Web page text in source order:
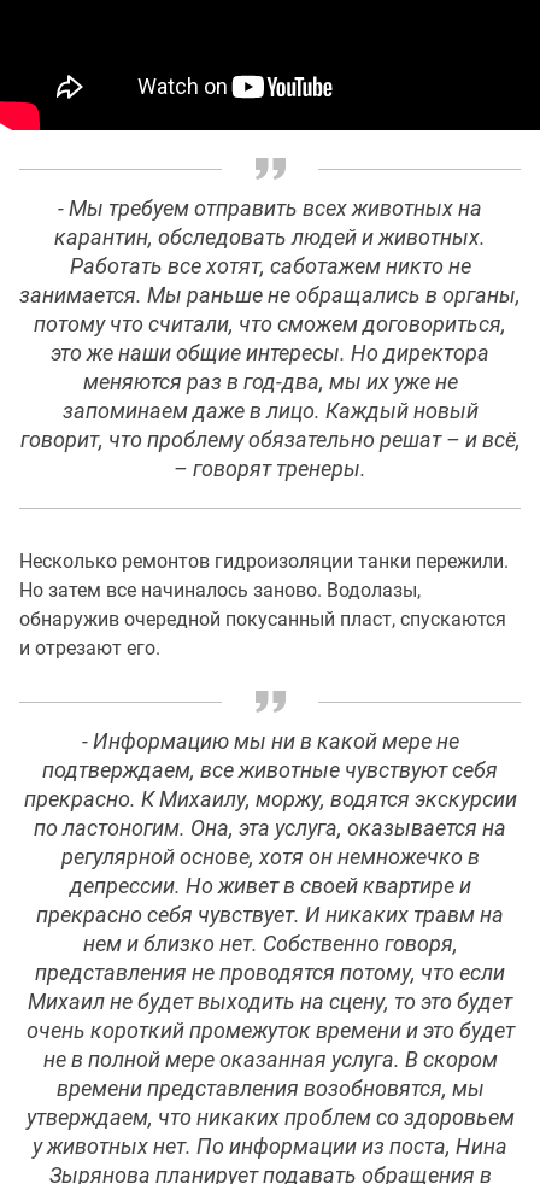
- Мы требуем отправить всех животных на
карантин, обследовать людей и животных.
Работать все хотят, саботажем никто не
занимается. Мы раньше не обращались в органы,
потому что считали, что сможем договориться,
это же наши общие интересы. Но директора
меняются раз в год-два, мы их уже не
запоминаем даже в лицо. Каждый новый
говорит, что проблему обязательно решат – и всё,
– говорят тренеры.
Несколько ремонтов гидроизоляции танки пережили.
Но затем все начиналось заново. Водолазы,
обнаружив очередной покусанный пласт, спускаются
и отрезают его.
- Информацию мы ни в какой мере не
подтверждаем, все животные чувствуют себя
прекрасно. К Михаилу, моржу, водятся экскурсии
по ластоногим. Она, эта услуга, оказывается на
регулярной основе, хотя он немножечко в
депрессии. Но живет в своей квартире и
прекрасно себя чувствует. И никаких травм на
нем и близко нет. Собственно говоря,
представления не проводятся потому, что если
Михаил не будет выходить на сцену, то это будет
очень короткий промежуток времени и это будет
не в полной мере оказанная услуга. В скором
времени представления возобновятся, мы
утверждаем, что никаких проблем со здоровьем
у животных нет. По информации из поста, Нина
Зырянова планирует подавать обращения в